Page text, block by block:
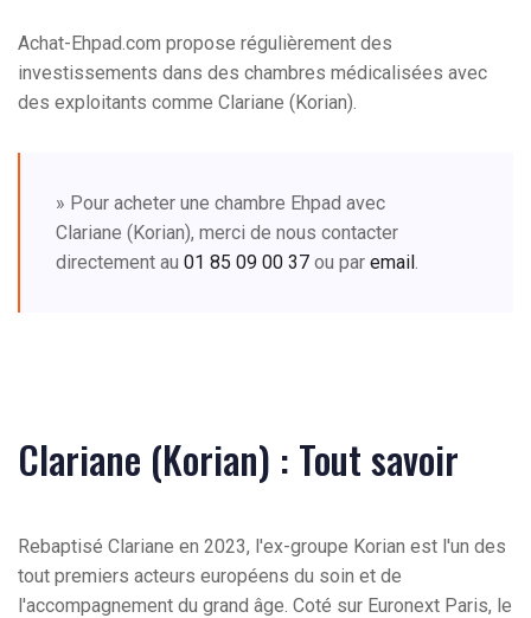
Achat-Ehpad.com propose régulièrement des
investissements dans des chambres médicalisées avec
des exploitants comme Clariane (Korian).
» Pour acheter une chambre Ehpad avec
Clariane (Korian), merci de nous contacter
directement au 01 85 09 00 37 ou par email.
Clariane (Korian) : Tout savoir
Rebaptisé Clariane en 2023, l'ex-groupe Korian est l'un des
tout premiers acteurs européens du soin et de
l'accompagnement du grand âge. Coté sur Euronext Paris, le